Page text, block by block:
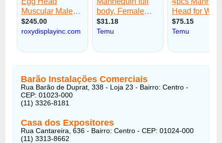
Barão Instalações Comerciais
Rua Barão de Duprat, 338 - Loja 23 - Bairro: Centro -
CEP: 01023-000
(11) 3326-8181
Casa dos Expositores
Rua Cantareira, 636 - Bairro: Centro - CEP: 01024-000
(11) 3313-8662